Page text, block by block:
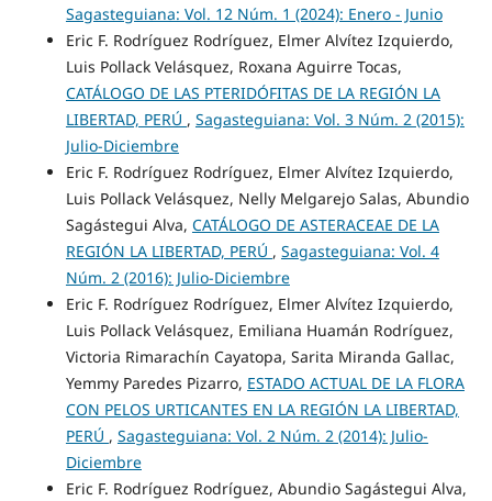
Sagasteguiana: Vol. 12 Núm. 1 (2024): Enero - Junio
Eric F. Rodríguez Rodríguez, Elmer Alvítez Izquierdo,
Luis Pollack Velásquez, Roxana Aguirre Tocas,
CATÁLOGO DE LAS PTERIDÓFITAS DE LA REGIÓN LA
LIBERTAD, PERÚ , Sagasteguiana: Vol. 3 Núm. 2 (2015):
Julio-Diciembre
Eric F. Rodríguez Rodríguez, Elmer Alvítez Izquierdo,
Luis Pollack Velásquez, Nelly Melgarejo Salas, Abundio
Sagástegui Alva, CATÁLOGO DE ASTERACEAE DE LA
REGIÓN LA LIBERTAD, PERÚ , Sagasteguiana: Vol. 4
Núm. 2 (2016): Julio-Diciembre
Eric F. Rodríguez Rodríguez, Elmer Alvítez Izquierdo,
Luis Pollack Velásquez, Emiliana Huamán Rodríguez,
Victoria Rimarachín Cayatopa, Sarita Miranda Gallac,
Yemmy Paredes Pizarro, ESTADO ACTUAL DE LA FLORA
CON PELOS URTICANTES EN LA REGIÓN LA LIBERTAD,
PERÚ , Sagasteguiana: Vol. 2 Núm. 2 (2014): Julio-
Diciembre
Eric F. Rodríguez Rodríguez, Abundio Sagástegui Alva,